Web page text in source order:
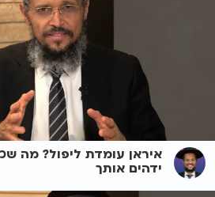
איראן עומדת ליפול? מה
ידהים אותך